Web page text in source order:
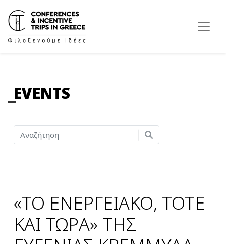
EVENTS
«ΤΟ ΕΝΕΡΓΕΙΑΚΟ, ΤΟΤΕ
ΚΑΙ ΤΩΡΑ» ΤΗΣ